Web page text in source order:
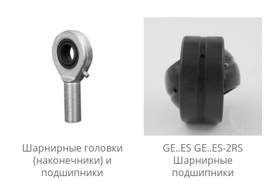
Шарнирные головки
(наконечники) и
подшипники
GE..ES GE..ES-2RS
Шарнирные
подшипники